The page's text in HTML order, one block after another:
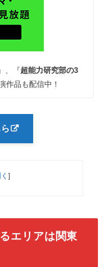
、『超能力研究部の3
作品も配信中！
]
エリアは関東